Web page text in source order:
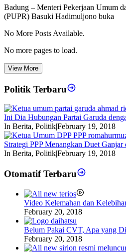
Badung – Menteri Pekerjaan Umum
(PUPR) Basuki Hadimuljono buka
No More Posts Available.
No more pages to load.
View More
Politik Terbaru
Ini Dia Hubungan Partai Garuda
In Berita, Politik|February 19, 2018
Strategi PPP Menangkan Duet Ganjar
In Berita, Politik|February 19, 2018
Otomatif Terbaru
Video Kelemahan dan
February 20, 2018
Belum Pakai CVT, Apa yang
February 20, 2018